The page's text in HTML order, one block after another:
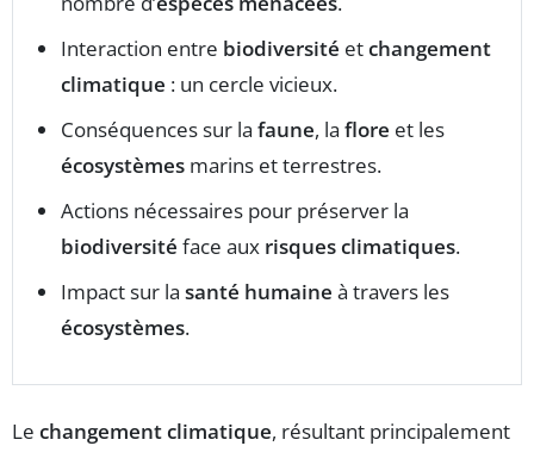
Interaction entre biodiversité etchangement
climatique : un cercle vicieux.
Conséquences sur la faune, la flore et les
écosystèmes marins et terrestres.
Actions nécessaires pour préserver la
biodiversité face aux risques climatiques.
Impact sur la santé humaine à travers les
écosystèmes.
Le changement climatique, résultant principalement